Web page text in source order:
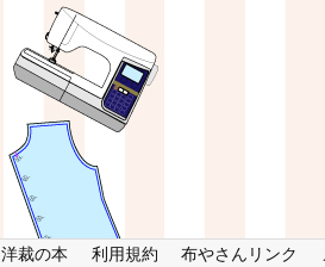
洋裁の本 利用規約 布やさんリンク